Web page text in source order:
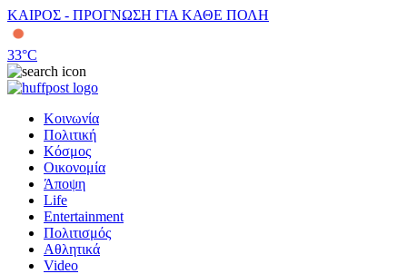
ΚΑΙΡΟΣ - ΠΡΟΓΝΩΣΗ ΓΙΑ ΚΑΘΕ ΠΟΛΗ
33°C
Κοινωνία
Πολιτική
Κόσμος
Οικονομία
Άποψη
Life
Entertainment
Πολιτισμός
Αθλητικά
Video